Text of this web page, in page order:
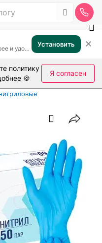
Откройте в приложении — быстрее и удобнее Установить ✕
политику
🍪
Я согласен